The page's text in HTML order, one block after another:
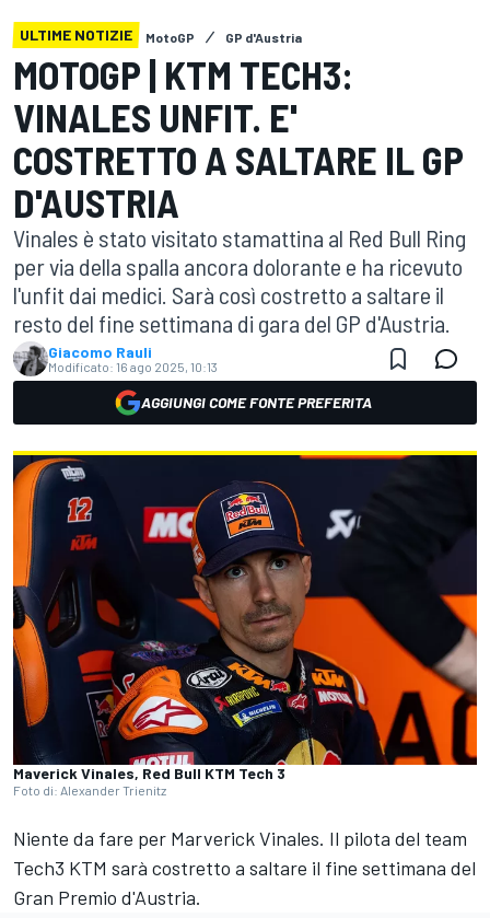
ULTIME NOTIZIE MotoGP GP d'Austria
MOTOGP | KTM TECH3:
VINALES UNFIT. E'
COSTRETTO A SALTARE IL GP
D'AUSTRIA
Vinales è stato visitato stamattina al Red Bull Ring
per via della spalla ancora dolorante e ha ricevuto
l'unfit dai medici. Sarà così costretto a saltare il
resto del fine settimana di gara del GP d'Austria.
Giacomo Rauli
Modificato: 16 ago 2025, 10:13
AGGIUNGI COME FONTE PREFERITA
Maverick Vinales, Red Bull KTM Tech 3
Foto di: Alexander Trienitz
Niente da fare per Marverick Vinales. Il pilota del team
Tech3 KTM sarà costretto a saltare il fine settimana del
Gran Premio d'Austria.